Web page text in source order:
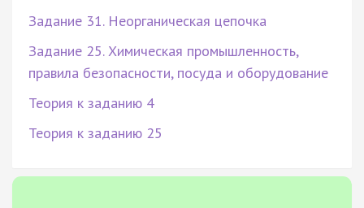
Задание 31. Неорганическая цепочка
Задание 25. Химическая промышленность,
правила безопасности, посуда и оборудование
Теория к заданию 4
Теория к заданию 25